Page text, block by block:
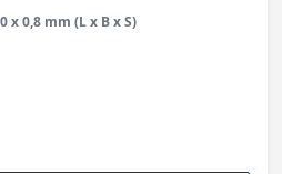
x 0,8 mm (L x B x S)